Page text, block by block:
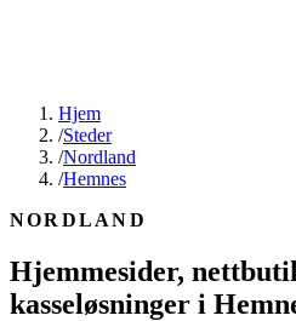
Hjem
/Steder
/Nordland
/Hemnes
NORDLAND
Hjemmesider,
kasseløsninger i